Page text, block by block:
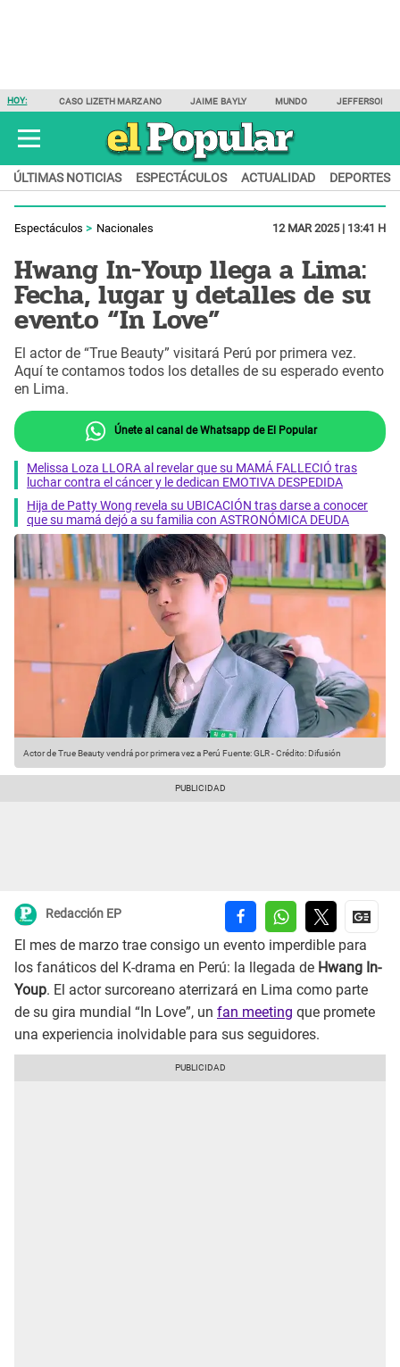
HOY: CASO LIZETH MARZANO JAIME BAYLY MUNDO JEFFERSON
ÚLTIMAS NOTICIAS ESPECTÁCULOS ACTUALIDAD DEPORTES
Espectáculos Nacionales 12 MAR 2025 | 13:41 H
Hwang In-Youp llega a Lima:
Fecha, lugar y detalles de su
evento “In Love”
El actor de “True Beauty” visitará Perú por primera vez.
Aquí te contamos todos los detalles de su esperado evento
en Lima.
Únete al canal de Whatsapp de El Popular
Melissa Loza LLORA al revelar que su MAMÁ FALLECIÓ tras
luchar contra el cáncer y le dedican EMOTIVA DESPEDIDA
Hija de Patty Wong revela su UBICACIÓN tras darse a conocer
que su mamá dejó a su familia con ASTRONÓMICA DEUDA
Actor de True Beauty vendrá por primera vez a Perú Fuente: GLR-Crédito: Difusión
Redacción EP
El mes de marzo trae consigo un evento imperdible para
los fanáticos del K-drama en Perú: la llegada de Hwang In-
Youp. El actor surcoreano aterrizará en Lima como parte
de su gira mundial “In Love”, un fan meeting que promete
una experiencia inolvidable para sus seguidores.